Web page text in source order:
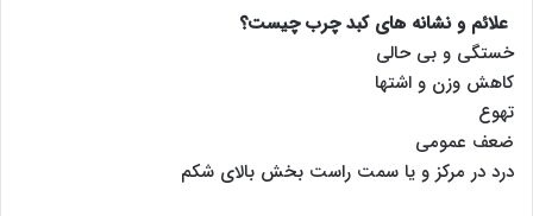
علائم و نشانه های کبد چرب چیست؟
خستگی و بی حالی
کاهش وزن و اشتها
تهوع
ضعف عمومی
درد در مرکز و یا سمت راست بخش بالای شکم